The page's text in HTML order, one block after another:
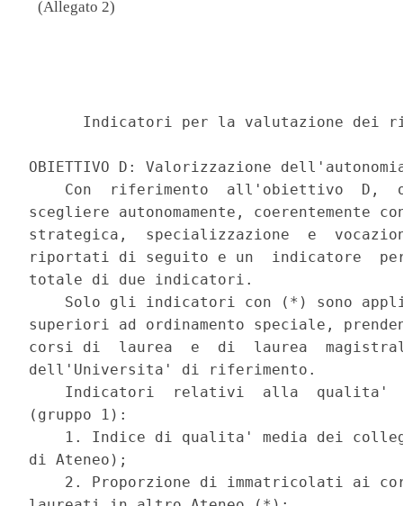
(Allegato 2)
Indicatori per la valutazione dei
OBIETTIVO D: Valorizzazione
Con  riferimento  all'obiettivo  D,
scegliere autonomamente, coerentemente
strategica,  specializzazione  e
riportati di seguito e un  indicatore
totale di due indicatori.
Solo gli indicatori con (*) sono
superiori ad ordinamento speciale,
corsi di  laurea  e  di  laurea
dell'Universita' di riferimento.
Indicatori  relativi  alla  qualita'
(gruppo 1):
1. Indice di qualita' media dei
di Ateneo);
2. Proporzione di immatricolati ai